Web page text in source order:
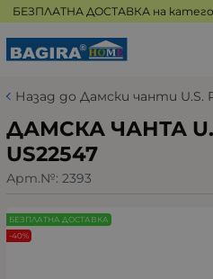
БЕЗПЛАТНА ДОСТАВКА на
Назад до Дамски чанти U.S.
ДАМСКА ЧАНТА
US22547
Арт.№: 2393
БЕЗПЛАТНА ДОСТАВКА
-40%